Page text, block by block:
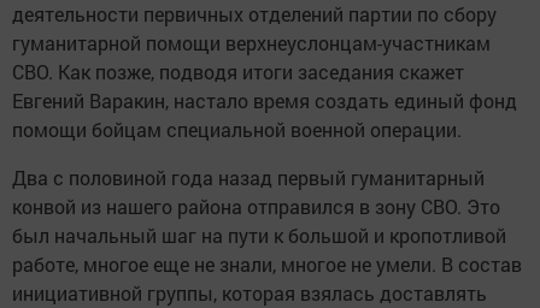
деятельности первичных отделений партии по сбору
гуманитарной помощи верхнеуслонцам-участникам
СВО. Как позже, подводя итоги заседания скажет
Евгений Варакин, настало время создать единый фонд
помощи бойцам специальной военной операции.
Два с половиной года назад первый гуманитарный
конвой из нашего района отправился в зону СВО. Это
был начальный шаг на пути к большой и кропотливой
работе, многое еще не знали, многое не умели. В состав
инициативной группы, которая взялась доставлять